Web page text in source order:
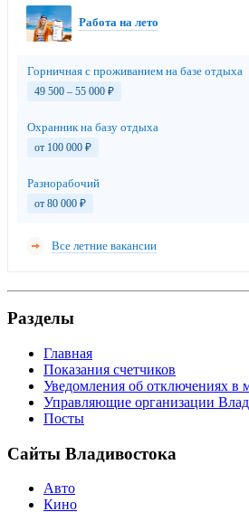
Работа на лето
Горничная с проживанием на базе отдыха
49 500 – 55 000 ₽
Охранник на базу отдыха
от 100 000 ₽
Разнорабочий
от 80 000 ₽
Все летние вакансии
Разделы
Главная
Показания счетчиков
Уведомления об отключениях в
Управляющие организации
Посты
Сайты Владивостока
Авто
Кино